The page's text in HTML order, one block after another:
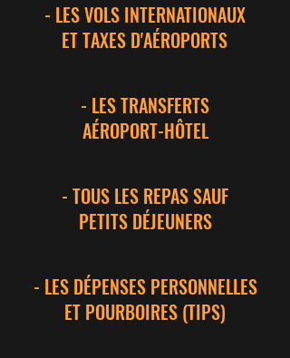
- LES VOLS INTERNATIONAUX
ET TAXES D'AÉROPORTS
- LES TRANSFERTS
AÉROPORT-HÔTEL
- TOUS LES REPAS SAUF
PETITS DÉJEUNERS
- LES DÉPENSES PERSONNELLES
ET POURBOIRES (TIPS)